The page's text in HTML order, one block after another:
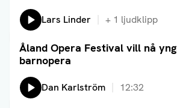
Lyssna på:
Lars Linder + 1 ljudklipp
Åland Opera Festival vill nå
barnopera
Läs artikel
Lyssna på:
Dan Karlström 12:32